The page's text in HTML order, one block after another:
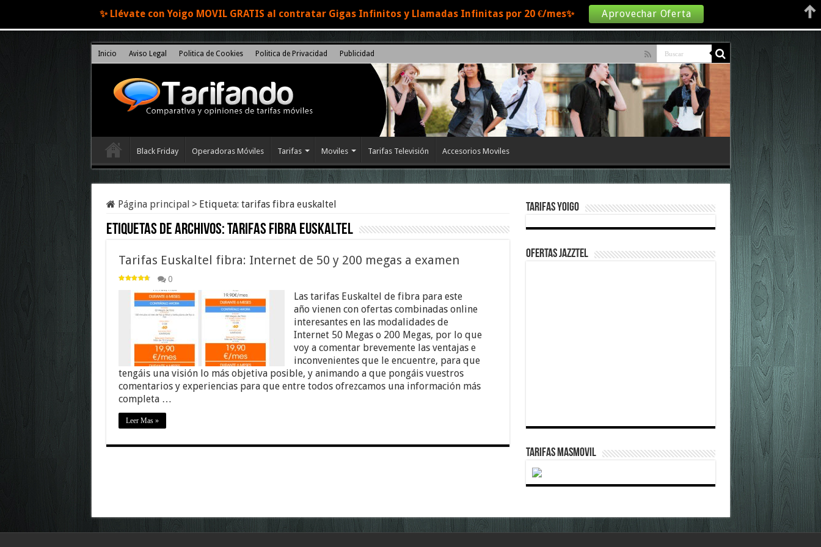
Inicio Aviso Legal Politica de Cookies Politica de Privacidad Publicidad
Black Friday Operadoras Móviles Tarifas Moviles Tarifas Televisión Accesorios Moviles
Página principal > Etiqueta: tarifas fibra euskaltel
Etiquetas de archivos:tarifas fibra euskaltel
Tarifas Euskaltel fibra: Internet de 50 y 200 megas a examen
0
Las tarifas Euskaltel de fibra para este
año vienen con ofertas combinadas online
interesantes en las modalidades de
Internet 50 Megas o 200 Megas, por lo que
voy a comentar brevemente las ventajas e
inconvenientes que le encuentre, para que
tengáis una visión lo más objetiva posible, y animando a que pongáis vuestros
comentarios y experiencias para que entre todos ofrezcamos una información más
completa …
Leer Mas »
Tarifas Yoigo
Ofertas Jazztel
TARIFAS MASMOVIL
✨ Llévate con Yoigo MOVIL GRATIS al contratar Gigas Infinitos y Llamadas Infinitas por 20 €/mes✨ Aprovechar Oferta